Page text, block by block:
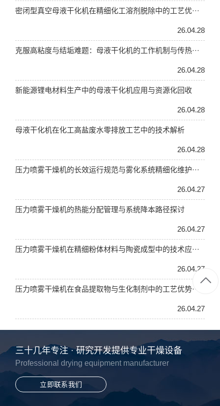
密闭型真空母液干化机在精细化工溶剂脱除中的工艺优···
26.04.28
克服高粘度与结垢难题：母液干化机的工作机制与传热···
26.04.28
新能源锂电材料生产中的母液干化机应用与资源化回收
26.04.28
母液干化机在化工高盐废水零排放工艺中的技术解析
26.04.28
压力喷雾干燥机的长效运行规范与雾化系统精细化维护···
26.04.27
压力喷雾干燥机的热能分配管理与系统降本路径探讨
26.04.27
压力喷雾干燥机在精细粉体材料与陶瓷成型中的技术应···
26.04.27
压力喷雾干燥机在食品提取物与生化制剂中的工艺优势···
26.04.27
三十几年专注 · 研究开发提供专业干燥设备
Professional drying equipment manufacturer
立即联系我们